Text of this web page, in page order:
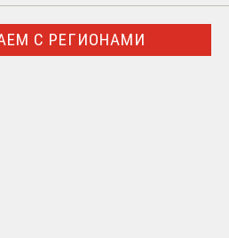
С РЕГИОНАМИ